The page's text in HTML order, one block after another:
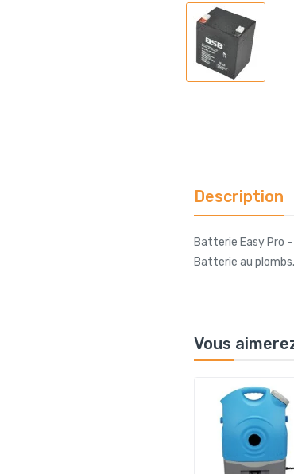
Description
Batterie Easy Pro
Batterie au plombs.
Vous